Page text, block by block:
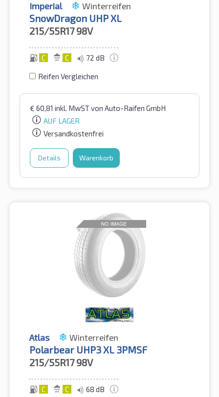
Imperial Winterreifen
SnowDragon UHP XL
215/55R17 98V
C C 72 dB
Reifen Vergleichen
€ 60,81 inkl. MwSTvon Auto-Raifen GmbH
AUF LAGER
Versandkostenfrei
Details Warenkorb
Atlas Winterreifen
Polarbear UHP3 XL 3PMSF
215/55R17 98V
C C 68 dB